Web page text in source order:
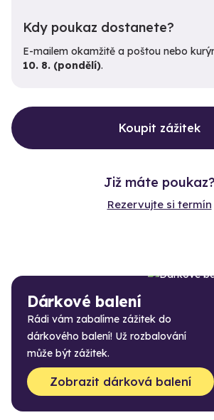
Kdy poukaz dostanete?
E-mailem okamžitě a poštou nebo
10. 8. (pondělí).
Koupit zážitek
Již máte poukaz?
Rezervujte si termín
Dárkové balení
Rádi vám zabalíme zážitek do
dárkového balení! Už rozbalování
může být zážitek.
Zobrazit dárková balení